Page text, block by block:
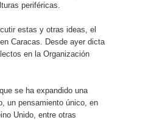
periféricas.
estas y otras ideas, el
Caracas. Desde ayer dicta
en la Organización
se ha expandido una
un pensamiento único, en
Unido, entre otras